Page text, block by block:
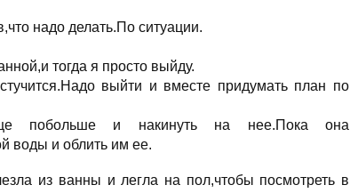
надо делать.По ситуации.
тогда я просто выйду.
выйти и вместе придумать план по
побольше и накинуть на нее.Пока она
воды и облить им ее.
из ванны и легла на пол,чтобы посмотреть в